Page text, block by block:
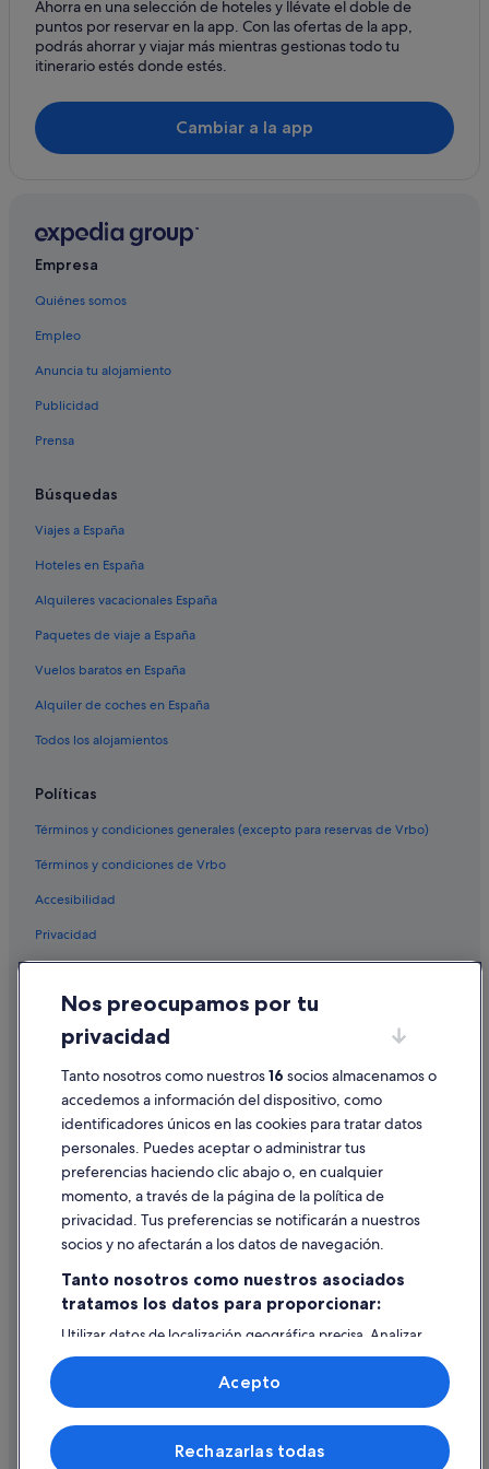
Lemon Cove hoteles
Hoteles baratos en Sequoia National Park
Casas privadas de vacaciones en Lake Isabella
Cedar Grove hoteles
Hoteles cerca de Goldwell Open Air Museum
Campings de caravanas en Sequoia National Park
Inyokern hoteles
Ahorra en una selección de hoteles y llévate el doble de
puntos por reservar en la app. Con las ofertas de la app,
podrás ahorrar y viajar más mientras gestionas todo tu
itinerario estés donde estés.
Cambiar a la app
Empresa
Quiénes somos
Empleo
Anuncia tu alojamiento
Publicidad
Prensa
Búsquedas
Viajes a España
Hoteles en España
Alquileres vacacionales España
Paquetes de viaje a España
Vuelos baratos en España
Alquiler de coches en España
Todos los alojamientos
Políticas
Términos y condiciones generales (excepto para reservas de Vrbo)
Términos y condiciones de Vrbo
Accesibilidad
Privacidad
Cookies
Condiciones de uso
Información legal/contacto
Pautas sobre el contenido y cómo denunciar contenido
Ayuda
Cancelar un vuelo
Cancelar una reserva de hotel o de un alquiler vacacional
Utilizar un cupón de Expedia
Documentos para viajes internacionales
© 2026 Expedia, Inc., una empresa de Expedia Group. Todos los
derechos reservados. Expedia y el logotipo de Expedia son marcas
Nos preocupamos por tu
privacidad
Tanto nosotros como nuestros16 socios almacenamos o
accedemos a información del dispositivo, como
identificadores únicos en las cookies para tratar datos
personales. Puedes aceptar o administrar tus
preferencias haciendo clic abajo o, en cualquier
momento, a través de la página de la política de
privacidad. Tus preferencias se notificarán a nuestros
socios y no afectarán a los datos de navegación.
Tanto nosotros como nuestros asociados
tratamos los datos para proporcionar:
Utilizar datos de localización geográfica precisa. Analizar
activamente las características del dispositivo para su
identificación. Almacenar la información en un dispositivo
y/o acceder a ella. Publicidad y contenido personalizados,
medición de publicidad y contenido, investigación de
audiencia y desarrollo de servicios.
Lista de asociados (proveedores)
Rechazarlas todas
Acepto